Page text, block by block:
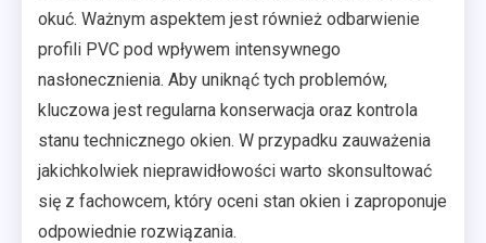
okuć. Ważnym aspektem jest również odbarwienie
profili PVC pod wpływem intensywnego
nasłonecznienia. Aby uniknąć tych problemów,
kluczowa jest regularna konserwacja oraz kontrola
stanu technicznego okien. W przypadku zauważenia
jakichkolwiek nieprawidłowości warto skonsultować
się z fachowcem, który oceni stan okien i zaproponuje
odpowiednie rozwiązania.